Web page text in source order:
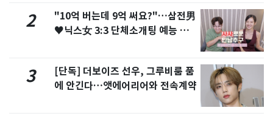
2
"10억 버는데 9억 써요?"…삼전男
♥닉스女 3:3 단체소개팅 예능 화
3
[단독] 더보이즈 선우, 그루비룸 품
에 안긴다…앳에어리어와 전속계약